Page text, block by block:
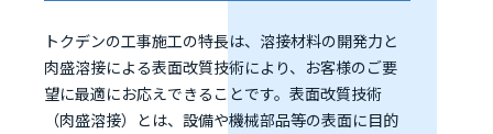
トクデンの工事施工の特長は、溶接材料の開発力と
肉盛溶接による表面改質技術により、お客様のご要
望に最適にお応えできることです。表面改質技術
（肉盛溶接）とは、設備や機械部品等の表面に目的